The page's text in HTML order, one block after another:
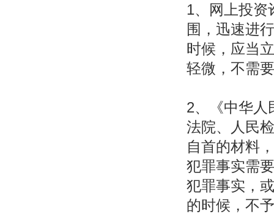
1、网上投资
围，迅速进
时候，应当
轻微，不需
2、《中华人
法院、人民
自首的材料
犯罪事实需
犯罪事实，
的时候，不